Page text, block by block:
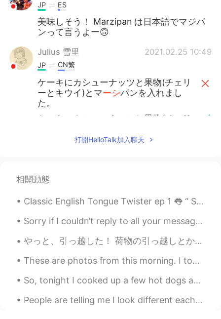
JP ES
美味しそう！ Marzipan は日本語でマジパ
ンって言うよー🙃
Julius 雪里 2021.02.25 10:49
JP CN繁
ケーキにカシューナッツと果物(チェリ
ーとキウイ)とマーシパンを入れまし
た。
ケーキにカシューナッツと果物(チェリ
とってもおいしそうです😋 職場の人達がう
JP EN
Danielさんのケーキはいつも美味しそうで
打開HelloTalk加入聊天
相關動態
Classic English Tongue Twister ep 1 👅 “ She sells seashells by the seashore The Shells she sel...
Sorry if I couldn’t reply to all your messages! Don’t hate me. I am an ordinary person with two h...
やっと、引っ越した！ 荷物の引っ越しとか、インターネットの設備とか、家具の配達とか全部同じの日にしたから、本当に大変だったけど、Hellotalkで知り合った友達が来て助けてくれたから順調に済...
These are photos from this morning. I took a walk in the park just behind my house. The park look...
So, tonight I cooked up a few hot dogs and sausages for dinner. It was nice and peaceful outside....
People are telling me I look different each time I do my makeup. But in all honesty, I prefer Kor...